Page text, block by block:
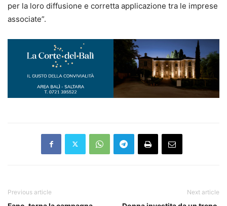
per la loro diffusione e corretta applicazione tra le imprese
associate”.
Previous article Next article